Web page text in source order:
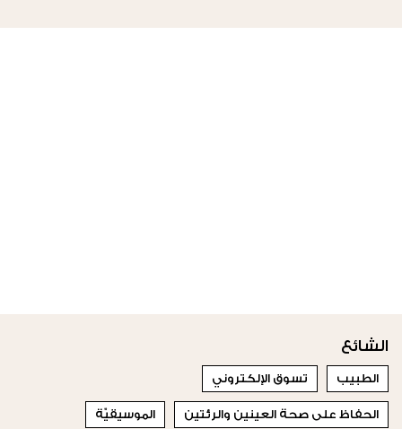
الشائع
الطبيب تسوق الإلكتروني
الحفاظ على صحة العينين والرئتين الموسيقيّة